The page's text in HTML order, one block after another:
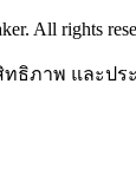
All rights
ทธิภาพ และป